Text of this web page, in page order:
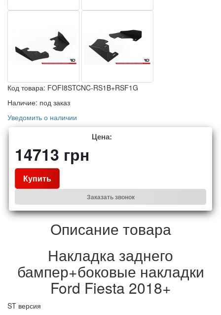
Код товара: FOFI8STCNC-RS1B+RSF1G
Наличие: под заказ
Уведомить о наличии
Цена:
14713 грн
Купить
Заказать звонок
Описание товара
Накладка заднего
бампер+боковые накладки
Ford Fiesta 2018+
ST версия